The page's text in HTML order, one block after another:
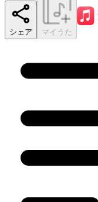
シェア マイうた